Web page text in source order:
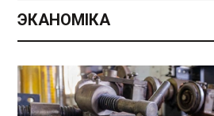
ЭКАНОМІКА